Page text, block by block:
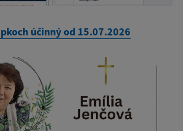
účinný od 15.07.2026